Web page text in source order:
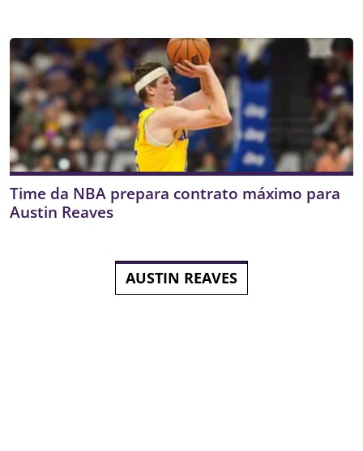
Time da NBA prepara contrato máximo para
Austin Reaves
AUSTIN REAVES